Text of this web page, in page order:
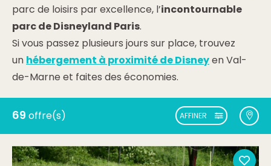
parc de loisirs par excellence, l’incontournable
parc de Disneyland Paris.
Si vous passez plusieurs jours sur place, trouvez
un hébergement à proximité de Disneyen Val-
de-Marne et faites des économies.
69 offre(s) AFFINER